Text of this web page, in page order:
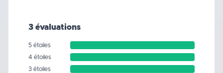
3 évaluations
5 étoiles
4 étoiles
3 étoiles